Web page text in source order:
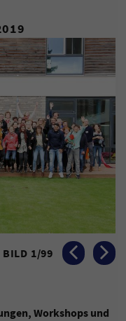
BILD 1/99 VORHERIGES
Workshops und